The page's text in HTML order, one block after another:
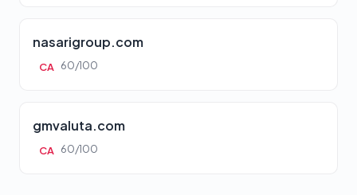
nasarigroup.com
CA 60/100
gmvaluta.com
CA 60/100